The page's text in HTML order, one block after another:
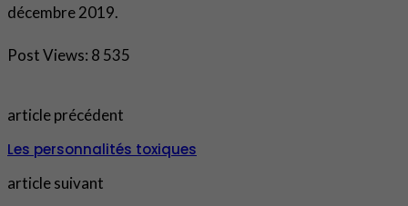
décembre 2019.
Post Views: 8 535
article précédent
Les personnalités toxiques
article suivant